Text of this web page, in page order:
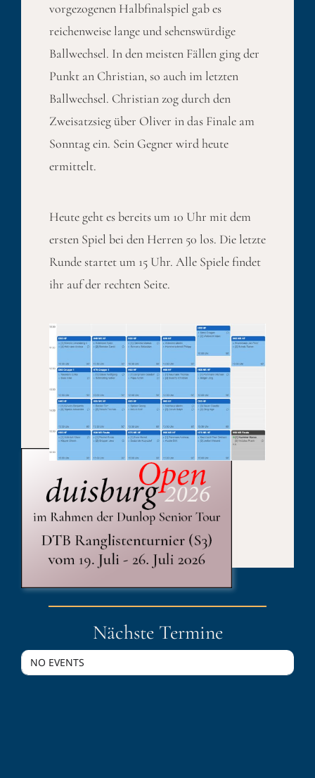
vorgezogenen Halbfinalspiel gab es
reichenweise lange und sehenswürdige
Ballwechsel. In den meisten Fällen ging der
Punkt an Christian, so auch im letzten
Ballwechsel. Christian zog durch den
Zweisatzsieg über Oliver in das Finale am
Sonntag ein. Sein Gegner wird heute
ermittelt.
Heute geht es bereits um 10 Uhr mit dem
ersten Spiel bei den Herren 50 los. Die letzte
Runde startet um 15 Uhr. Alle Spiele findet
ihr auf der rechten Seite.
Published On: 20. Juli 2024
Kategorien:duisburgOpen
Nächste Termine
NO EVENTS